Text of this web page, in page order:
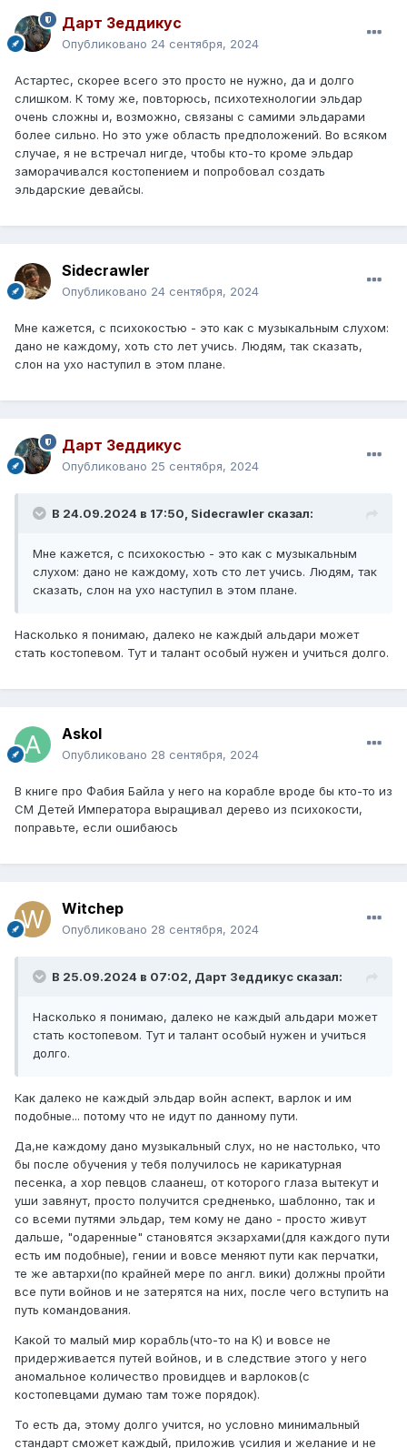
Дарт Зеддикус
Опубликовано 24 сентября, 2024
Астартес, скорее всего это просто не нужно, да и долго
слишком. К тому же, повторюсь, психотехнологии эльдар
очень сложны и, возможно, связаны с самими эльдарами
более сильно. Но это уже область предположений. Во всяком
случае, я не встречал нигде, чтобы кто-то кроме эльдар
заморачивался костопением и попробовал создать
эльдарские девайсы.
Sidecrawler
Опубликовано 24 сентября, 2024
Мне кажется, с психокостью - это как с музыкальным слухом:
дано не каждому, хоть сто лет учись. Людям, так сказать,
слон на ухо наступил в этом плане.
Дарт Зеддикус
Опубликовано 25 сентября, 2024
В 24.09.2024 в 17:50, Sidecrawler сказал:
Мне кажется, с психокостью - это как с музыкальным
слухом: дано не каждому, хоть сто лет учись. Людям, так
сказать, слон на ухо наступил в этом плане.
Насколько я понимаю, далеко не каждый альдари может
стать костопевом. Тут и талант особый нужен и учиться долго.
Askol
Опубликовано 28 сентября, 2024
В книге про Фабия Байла у него на корабле вроде бы кто-то из
СМ Детей Императора выращивал дерево из психокости,
поправьте, если ошибаюсь
Witchep
Опубликовано 28 сентября, 2024
В 25.09.2024 в 07:02, Дарт Зеддикус сказал:
Насколько я понимаю, далеко не каждый альдари может
стать костопевом. Тут и талант особый нужен и учиться
долго.
Как далеко не каждый эльдар войн аспект, варлок и им
подобные... потому что не идут по данному пути.
Да,не каждому дано музыкальный слух, но не настолько, что
бы после обучения у тебя получилось не карикатурная
песенка, а хор певцов слаанеш, от которого глаза вытекут и
уши завянут, просто получится средненько, шаблонно, так и
со всеми путями эльдар, тем кому не дано - просто живут
дальше, "одаренные" становятся экзархами(для каждого пути
есть им подобные), гении и вовсе меняют пути как перчатки,
те же автархи(по крайней мере по англ. вики) должны пройти
все пути войнов и не затерятся на них, после чего вступить на
путь командования.
Какой то малый мир корабль(что-то на К) и вовсе не
придерживается путей войнов, и в следствие этого у него
аномальное количество провидцев и варлоков(с
костопевцами думаю там тоже порядок).
То есть да, этому долго учится, но условно минимальный
стандарт сможет каждый, приложив усилия и желание и не